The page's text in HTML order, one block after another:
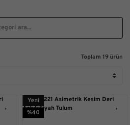
Toplam 19 ürün
Yeni
%40